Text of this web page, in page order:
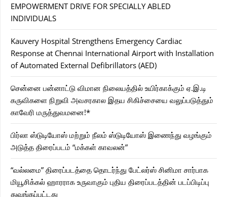
EMPOWERMENT DRIVE FOR SPECIALLY ABLED
INDIVIDUALS
Kauvery Hospital Strengthens Emergency Cardiac
Response at Chennai International Airport with Installation
of Automated External Defibrillators (AED)
சென்னை பன்னாட்டு விமான நிலையத்தில் உயிர்காக்கும் ஏ.இ.டி
கருவிகளை நிறுவி அவசரகால இதய சிகிச்சையை வலுப்படுத்தும்
காவேரி மருத்துவமனை!*
பிர்லா ஸ்டுடியோஸ் மற்றும் நீலம் ஸ்டுடியோஸ் இணைந்து வழங்கும்
அடுத்த திரைப்படம் “மக்கள் காவலன்”
“வல்லமை” திரைப்படத்தை தொடர்ந்து பேட்லர்ஸ் சினிமா சார்பாக
மியூசிக்கல் ஹாரராக உருவாகும் புதிய திரைப்படத்தின் படப்பிடிப்பு
துவங்கப்பட்டது